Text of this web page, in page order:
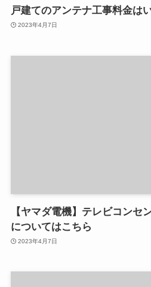
戸建てのアンテナ工事料金は
2023年4月7日
【ヤマダ電機】テレビコンセ
についてはこちら
2023年4月7日